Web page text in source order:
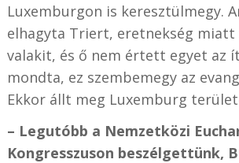
Luxemburgon is keresztülmegy.
elhagyta Triert, eretnekség
valakit, és ő nem értett egyet az
mondta, ez szembemegy az
Ekkor állt meg Luxemburg
– Legutóbb a Nemzetközi
Kongresszuson beszélgettünk,